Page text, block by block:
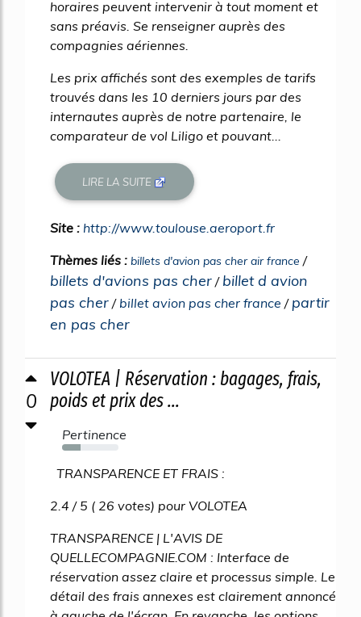
horaires peuvent intervenir à tout moment et
sans préavis. Se renseigner auprès des
compagnies aériennes.
Les prix affichés sont des exemples de tarifs
trouvés dans les 10 derniers jours par des
internautes auprès de notre partenaire, le
comparateur de vol Liligo et pouvant...
LIRE LA SUITE
Site : http://www.toulouse.aeroport.fr
Thèmes liés : billets d'avion pas cher air france /
billets d'avions pas cher / billet d avion
pas cher / billet avion pas cher france / partir
en pas cher
0
VOLOTEA | Réservation : bagages, frais,
poids et prix des ...
Pertinence
33%
TRANSPARENCE ET FRAIS :
2.4 / 5 ( 26 votes) pour VOLOTEA
TRANSPARENCE | L'AVIS DE
QUELLECOMPAGNIE.COM : Interface de
réservation assez claire et processus simple. Le
détail des frais annexes est clairement annoncé